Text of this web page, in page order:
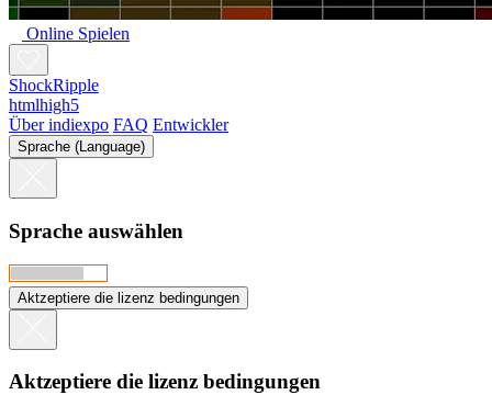
Online Spielen
ShockRipple
htmlhigh5
Über indiexpo FAQ Entwickler
Sprache (Language)
Sprache auswählen
Aktzeptiere die lizenz bedingungen
Aktzeptiere die lizenz bedingungen